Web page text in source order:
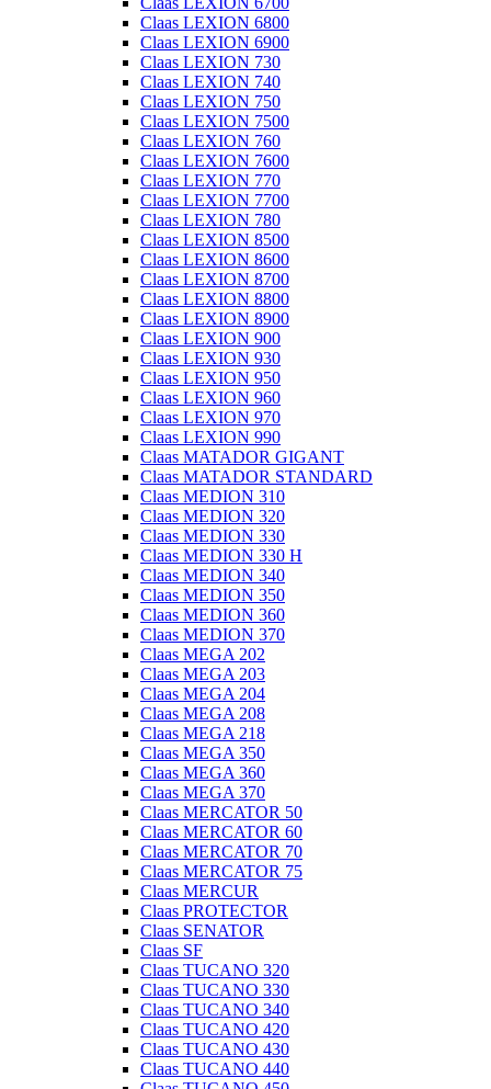
Claas LEXION 6800
Claas LEXION 6900
Claas LEXION 730
Claas LEXION 740
Claas LEXION 750
Claas LEXION 7500
Claas LEXION 760
Claas LEXION 7600
Claas LEXION 770
Claas LEXION 7700
Claas LEXION 780
Claas LEXION 8500
Claas LEXION 8600
Claas LEXION 8700
Claas LEXION 8800
Claas LEXION 8900
Claas LEXION 900
Claas LEXION 930
Claas LEXION 950
Claas LEXION 960
Claas LEXION 970
Claas LEXION 990
Claas MATADOR GIGANT
Claas MATADOR STANDARD
Claas MEDION 310
Claas MEDION 320
Claas MEDION 330
Claas MEDION 330 H
Claas MEDION 340
Claas MEDION 350
Claas MEDION 360
Claas MEDION 370
Claas MEGA 202
Claas MEGA 203
Claas MEGA 204
Claas MEGA 208
Claas MEGA 218
Claas MEGA 350
Claas MEGA 360
Claas MEGA 370
Claas MERCATOR 50
Claas MERCATOR 60
Claas MERCATOR 70
Claas MERCATOR 75
Claas MERCUR
Claas PROTECTOR
Claas SENATOR
Claas SF
Claas TUCANO 320
Claas TUCANO 330
Claas TUCANO 340
Claas TUCANO 420
Claas TUCANO 430
Claas TUCANO 440